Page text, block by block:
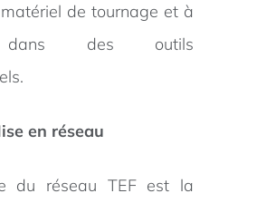
de tournage et à
dans des outils
en réseau
du réseau TEF est la